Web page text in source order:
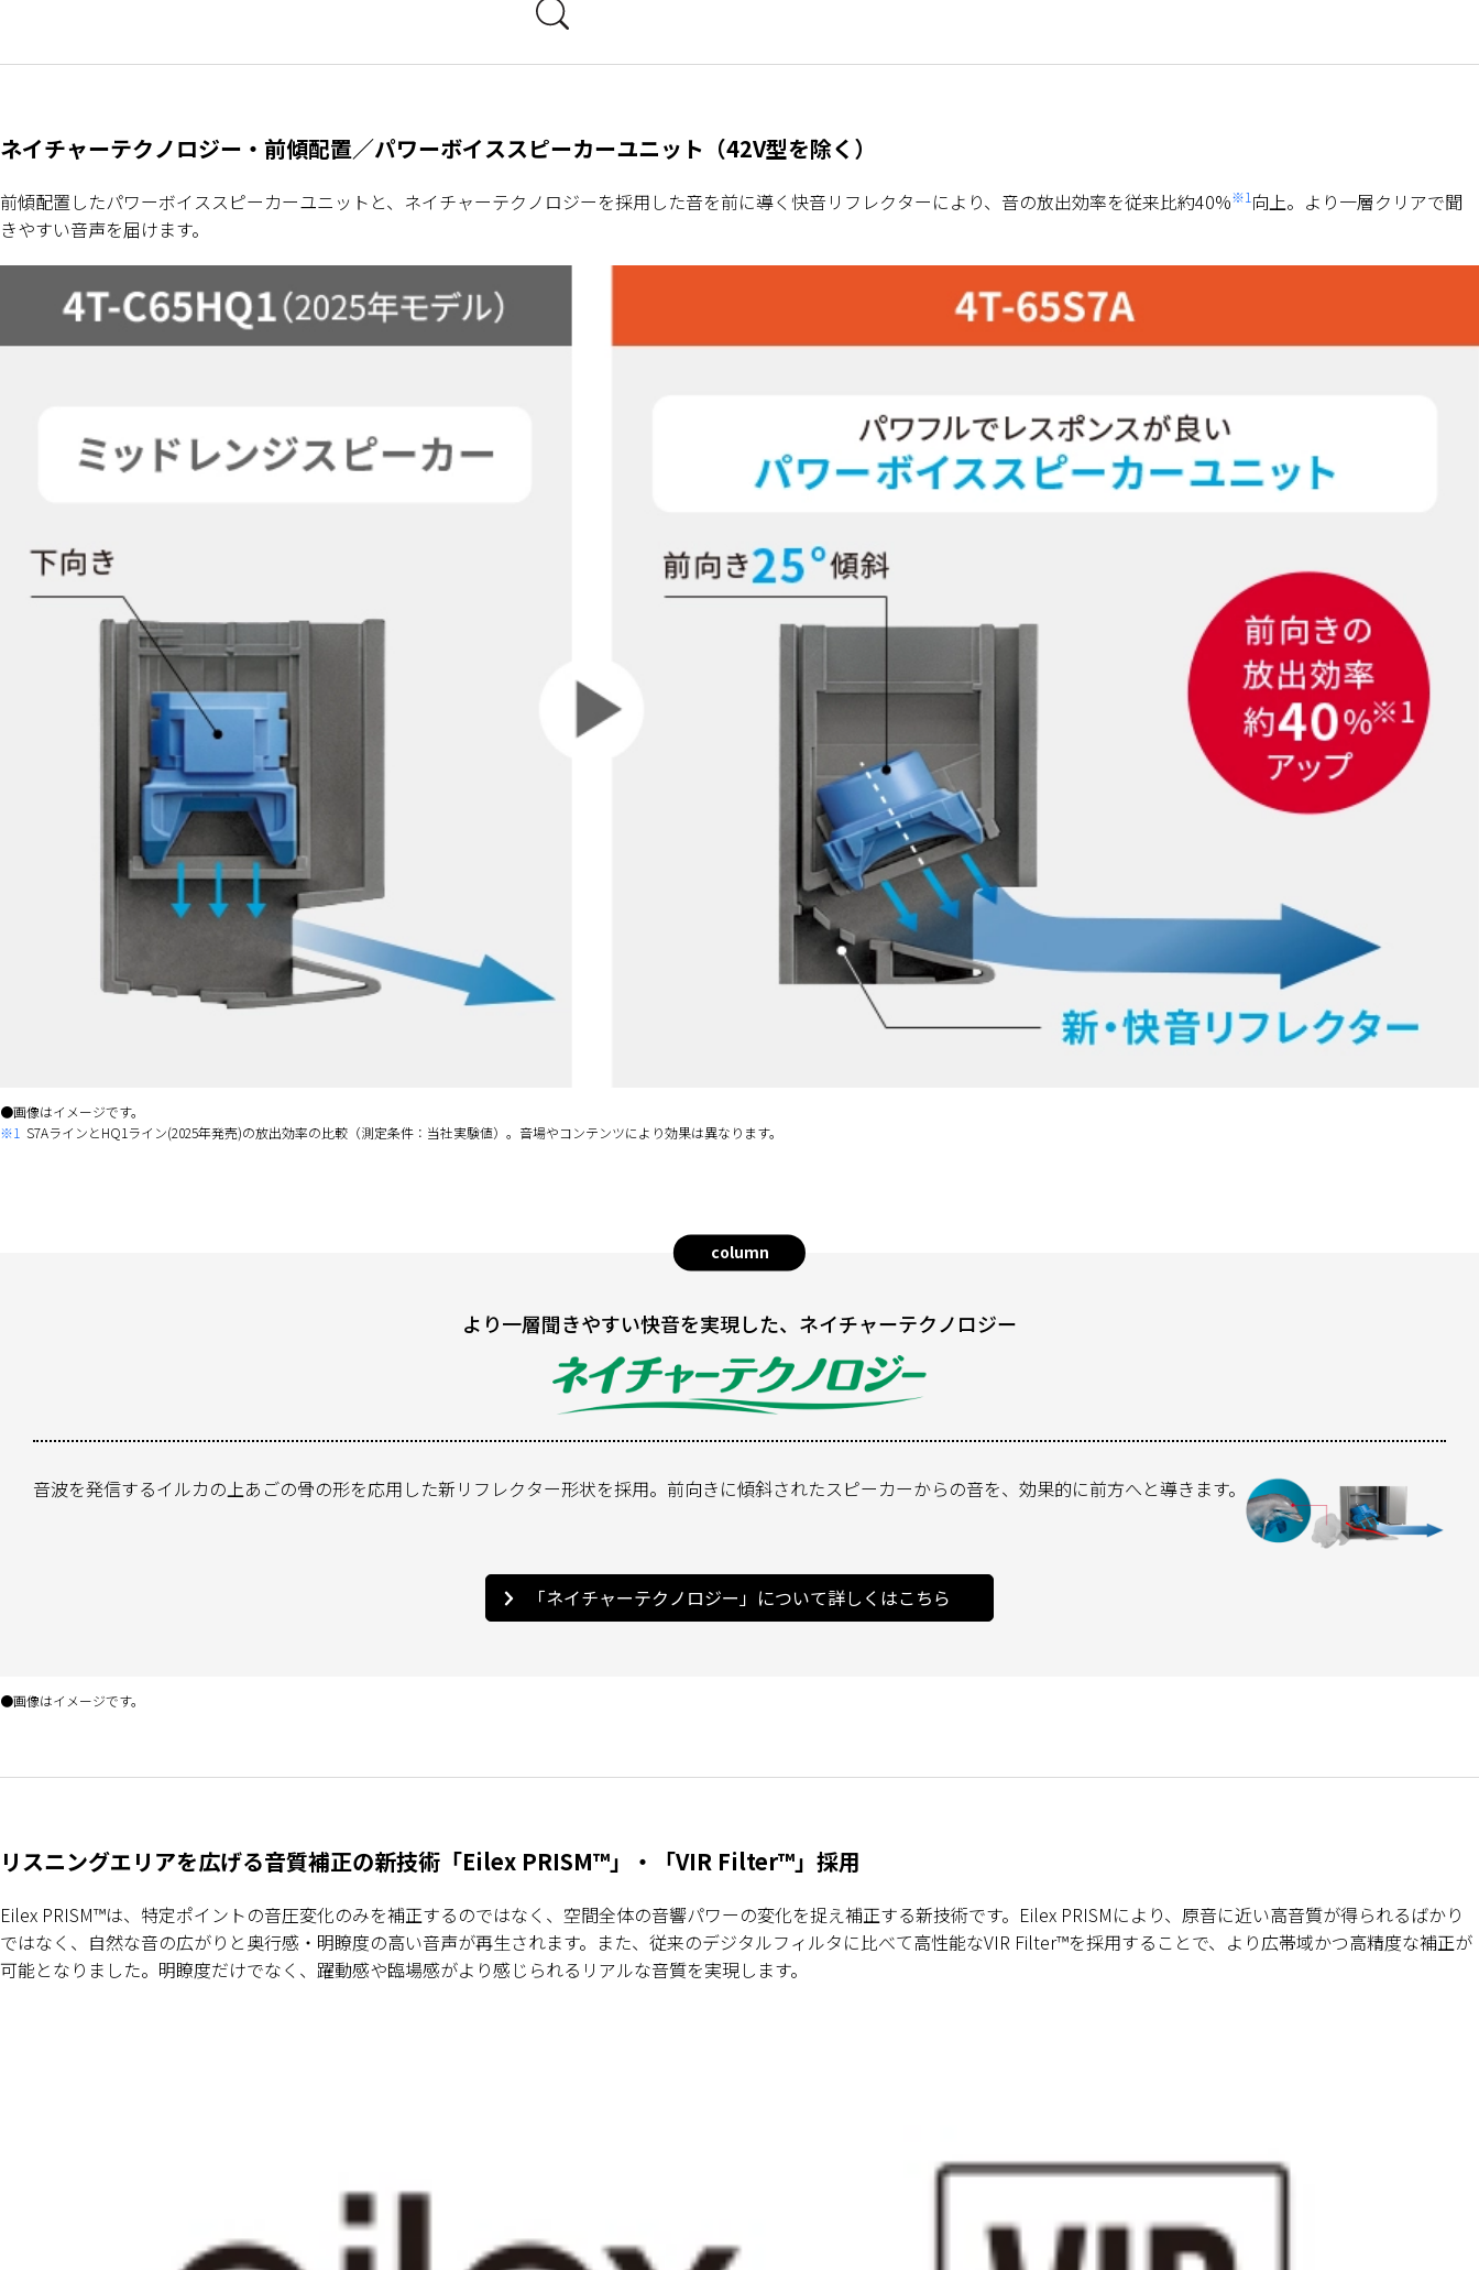
ネイチャーテクノロジー・前傾配置／パワーボイススピーカーユニット（42V型を除く）
前傾配置したパワーボイススピーカーユニットと、ネイチャーテクノロジーを採用した音を前に導く快音リフレクターにより、音の放出効率を従来比約40%※1 向上。より一層クリアで聞
きやすい音声を届けます。
画像はイメージです。
※1 S7AラインとHQ1ライン(2025年発売)の放出効率の比較（測定条件：当社実験値）。音場やコンテンツにより効果は異なります。
column
より一層聞きやすい快音を実現した、ネイチャーテクノロジー
音波を発信するイルカの上あごの骨の形を応用した新リフレクター形状を採用。前向きに傾斜されたスピーカーからの音を、効果的に前方へと導きます。
「ネイチャーテクノロジー」について詳しくはこちら
画像はイメージです。
リスニングエリアを広げる音質補正の新技術「Eilex PRISM™」・「VIR Filter™」採用
Eilex PRISM™は、特定ポイントの音圧変化のみを補正するのではなく、空間全体の音響パワーの変化を捉え補正する新技術です。Eilex PRISMにより、原音に近い高音質が得られるばかり
ではなく、自然な音の広がりと奥行感・明瞭度の高い音声が再生されます。また、従来のデジタルフィルタに比べて高性能なVIR Filter™を採用することで、より広帯域かつ高精度な補正が
可能となりました。明瞭度だけでなく、躍動感や臨場感がより感じられるリアルな音質を実現します。